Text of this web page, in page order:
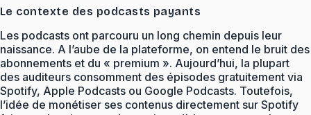
Le contexte des podcasts payants
Les podcasts ont parcouru un long chemin depuis leur
naissance. A l’aube de la plateforme, on entend le bruit des
abonnements et du « premium ». Aujourd’hui, la plupart
des auditeurs consomment des épisodes gratuitement via
Spotify, Apple Podcasts ou Google Podcasts. Toutefois,
l’idée de monétiser ses contenus directement sur Spotify